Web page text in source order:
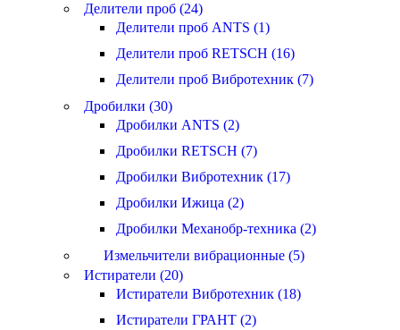
Делители проб (24)
Делители проб ANTS (1)
Делители проб RETSCH (16)
Делители проб Вибротехник (7)
Дробилки (30)
Дробилки ANTS (2)
Дробилки RETSCH (7)
Дробилки Вибротехник (17)
Дробилки Ижица (2)
Дробилки Механобр-техника (2)
Измельчители вибрационные (5)
Истиратели (20)
Истиратели Вибротехник (18)
Истиратели ГРАНТ (2)